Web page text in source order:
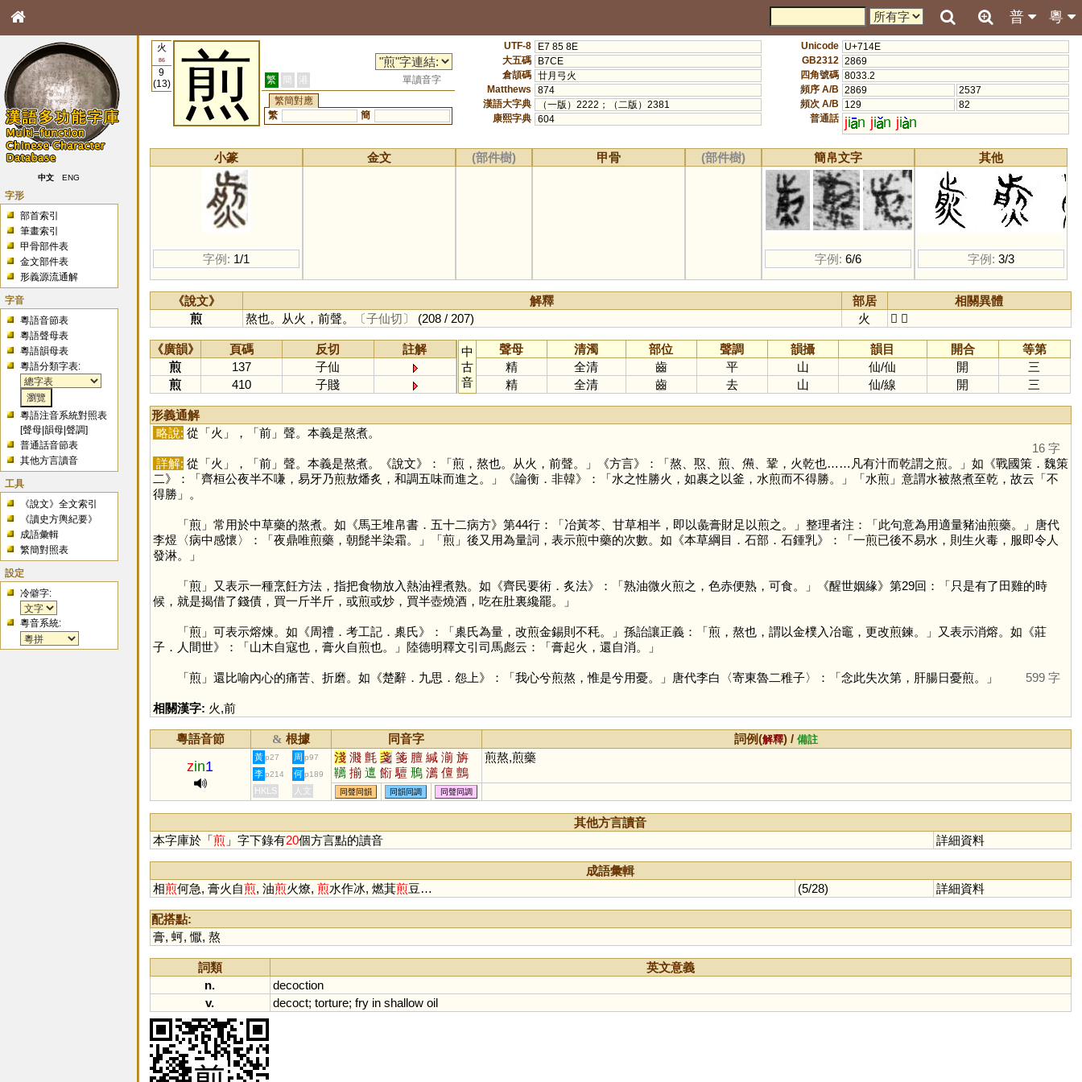
粵
普
中文 ENG
字形
部首索引
筆畫索引
甲骨部件表
金文部件表
形義源流通解
字音
粵語音節表
粵語聲母表
粵語韻母表
粵語分類字表:
粵語注音系統對照表
[聲母 |韻母 |聲調]
普通話音節表
其他方言讀音
工具
《說文》全文索引
《讀史方輿紀要》
成語彙輯
繁簡對照表
設定
冷僻字:
粵音系統:
火
86
9
(13)
煎 繁 簡 港
單讀音字
繁簡對應
繁
簡
UTF-8
E7 85 8E
大五碼
B7CE
倉頡碼 廿月弓火
Matthews
874
漢語大字典
（一版）2222；（二版）2381
康熙字典 604
Unicode U+714E
GB2312 2869
四角號碼 8033.2
頻序 A/B 2869
2537
頻次 A/B
129
82
普通話 ji n ji n ji n
小篆
字例: 1/1
金文 (部件樹) 甲骨 (部件樹) 簡帛文字
字例: 6/6
其他
字例: 3/3
《說文》 解釋 部居
相關異體
煎
熬也。从火，前聲。 〔子仙切〕 (208 / 207) 火 𤎵 𤋎
《廣韻》 頁碼 反切
註解
煎
137
子仙
煎
410 子賤
中
古
音
聲母 清濁 部位 聲調 韻攝 韻目 開合
等第
精
全清 齒 平 山 仙/仙 開
三
精
全清 齒 去 山 仙/線 開 三
形義通解
略說: 從「火 」，「前」聲。本義是熬煮。
16 字
詳解: 從「火 」，「前」聲。本義是熬煮。《說文》：「煎，熬也。从火，前聲。」《方言》：「熬、焣、煎、㷶、鞏，火乾也……凡有汁而乾謂之煎。」如《戰國策．魏策
二》：「齊桓公夜半不嗛，易牙乃煎敖燔炙，和調五味而進之。」《論衡．非韓》：「水之性勝火，如裹之以釜，水煎而不得勝。」「水煎」意謂水被熬煮至乾，故云「不
得勝」。
「煎」常用於中草藥的熬煮。如《馬王堆帛書．五十二病方》第44行：「冶黃芩、甘草相半，即以彘膏財足以煎之。」整理者注：「此句意為用適量豬油煎藥。」唐代
李煜〈病中感懷〉：「夜鼎唯煎藥，朝髭半染霜。」「煎」後又用為量詞，表示煎中藥的次數。如《本草綱目．石部．石鍾乳》：「一煎已後不易水，則生火毒，服即令人
發淋。」
「煎」又表示一種烹飪方法，指把食物放入熱油裡煮熟。如《齊民要術．炙法》：「熟油微火煎之，色赤便熟，可食。」《醒世姻緣》第29回：「只是有了田雞的時
候，就是揭借了錢債，買一斤半斤，或煎或炒，買半壺燒酒，吃在肚裏纔罷。」
「煎」可表示熔煉。如《周禮．考工記．㮚氏》：「㮚氏為量，改煎金錫則不秏。」孫詒讓正義：「煎，熬也，謂以金樸入冶竈，更改煎鍊。」又表示消熔。如《莊
子．人間世》：「山木自寇也，膏火自煎也。」陸德明釋文引司馬彪云：「膏起火，還自消。」
「煎」還比喻內心的痛苦、折磨。如《楚辭．九思．怨上》：「我心兮煎熬，惟是兮用憂。」唐代李白〈寄東魯二稚子〉：「念此失次第，肝腸日憂煎。」 599 字
相關漢字: 火,前
粵語音節 & 根據 同音字 詞例(解釋) /備註
zin1
黃 p27 周 p97 淺 濺 氈 戔 箋 膻 緘 湔 旃
韉 揃 邅 餰 驙 鳽 瀳 儃 鸇
鱣 籛 饘 鬋 牋 帴 栴 羶
煎熬,煎藥
李 p214 何 p189
HKLS 人文 同聲同韻 同韻同調 同聲同調
其他方言讀音
本字庫於「煎」字下錄有20個方言點的讀音 詳細資料
成語彙輯
相煎何急, 膏火自煎, 油煎火燎, 煎水作冰, 燃萁煎豆… (5/28) 詳細資料
配搭點:
膏, 蚵,懨, 熬
詞類
英文意義
n.
decoction
v.
decoct; torture; fry in shallow oil